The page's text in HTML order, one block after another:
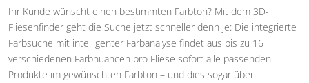
Ihr Kunde wünscht einen bestimmten Farbton? Mit dem 3D-
Fliesenfinder geht die Suche jetzt schneller denn je: Die integrierte
Farbsuche mit intelligenter Farbanalyse findet aus bis zu 16
verschiedenen Farbnuancen pro Fliese sofort alle passenden
Produkte im gewünschten Farbton – und dies sogar über